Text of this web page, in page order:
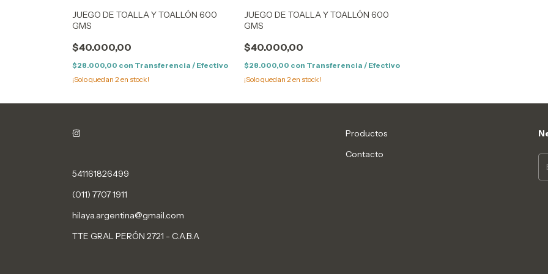
JUEGO DE TOALLA Y TOALLÓN 600
GMS
$40.000,00
$28.000,00 con Transferencia / Efectivo
¡Solo quedan 2 en stock!
JUEGO DE TOALLA Y TOALLÓN 600
GMS
$40.000,00
$28.000,00 con Transferencia / Efectivo
¡Solo quedan 2en stock!
541161826499
(011) 7707 1911
hilaya.argentina@gmail.com
TTE GRAL PERÓN 2721 - C.A.B.A
Productos
Contacto